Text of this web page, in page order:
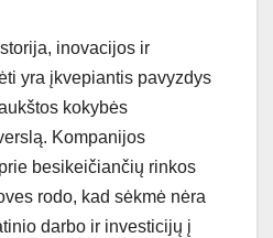
inovacijos ir
yra įkvepiantis pavyzdys
kokybės
Kompanijos
besikeičiančių rinkos
rodo, kad sėkmė nėra
darbo ir investicijų į